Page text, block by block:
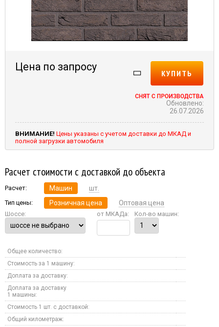
Цена по запросу
КУПИТЬ
Обновлено:
26.07.2026
ВНИМАНИЕ! Цены указаны с учетом доставки до МКАД и
полной загрузки автомобиля
Расчет стоимости с доставкой до объекта
Расчет: Машин шт.
Тип цены: Розничная цена Оптовая цена
Шоссе: от МКАДа: Кол-во машин:
Общее количество:
Стоимость за 1 машину:
Доплата за доставку:
Доплата за доставку
1 машины:
Стоимость 1 шт. с доставкой:
Общий километраж: